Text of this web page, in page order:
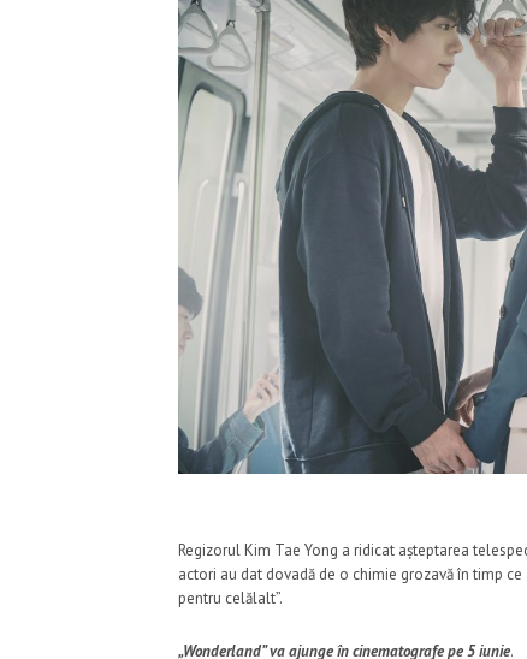
Regizorul Kim Tae Yong a ridicat așteptarea
actori au dat dovadă de o chimie grozavă în timp
pentru celălalt”.
„Wonderland” va ajunge în cinematografe pe 5 iunie.